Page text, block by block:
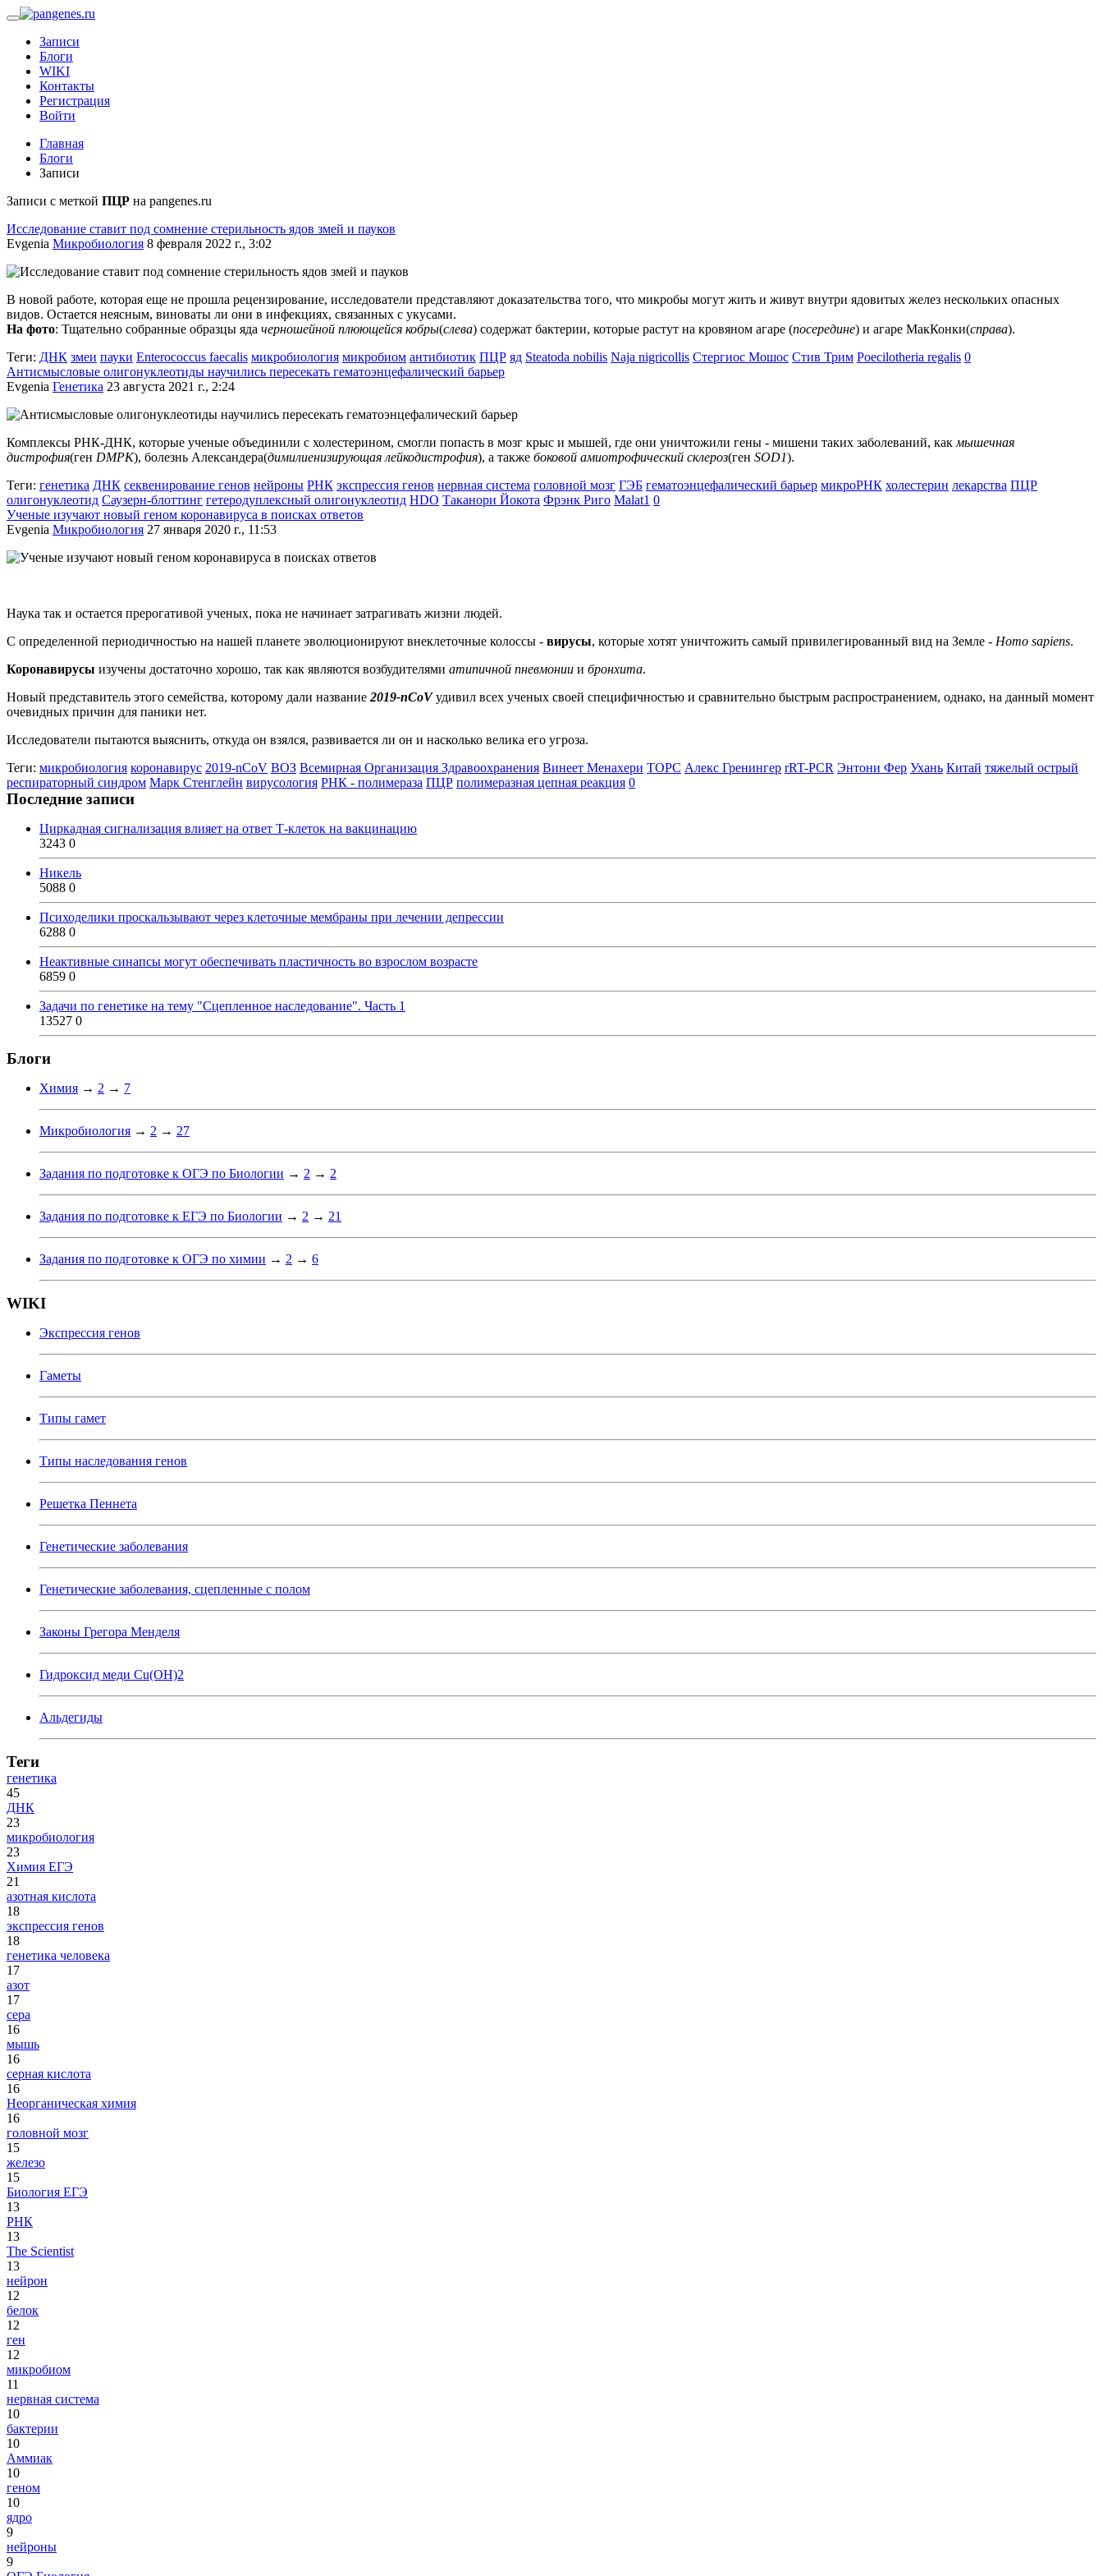
Записи
Блоги
WIKI
Контакты
Регистрация
Войти
Главная
Блоги
Записи
Записи с меткой ПЦР на pangenes.ru
Исследование ставит под сомнение стерильность ядов змей и пауков
Evgenia Микробиология 8 февраля 2022 г., 3:02
В новой работе, которая еще не прошла рецензирование, исследователи представляют доказательства того, что микробы могут жить и живут внутри ядовитых желез нескольких опасных
видов. Остается неясным, виноваты ли они в инфекциях, связанных с укусами.
На фото: Тщательно собранные образцы яда черношейной плюющейся кобры(слева) содержат бактерии, которые растут на кровяном агаре (посередине) и агаре МакКонки(справа).
Теги: ДНК змеи пауки Enterococcus faecalis микробиология микробиом антибиотик ПЦР яд Steatoda nobilis Naja nigricollis Стергиос Мошос Стив Трим Poecilotheria regalis 0
Антисмысловые олигонуклеотиды научились пересекать гематоэнцефалический барьер
Evgenia Генетика 23 августа 2021 г., 2:24
Комплексы РНК-ДНК, которые ученые объединили с холестерином, смогли попасть в мозг крыс и мышей, где они уничтожили гены - мишени таких заболеваний, как мышечная
дистрофия(ген DMPK), болезнь Александера(димилиенизирующая лейкодистрофия), а также боковой амиотрофический склероз(ген SOD1).
Теги: генетика ДНК секвенирование генов нейроны РНК экспрессия генов нервная система головной мозг ГЭБ гематоэнцефалический барьер микроРНК холестерин лекарства ПЦР
олигонуклеотид Саузерн-блоттинг гетеродуплексный олигонуклеотид HDO Таканори Йокота Фрэнк Риго Malat1 0
Ученые изучают новый геном коронавируса в поисках ответов
Evgenia Микробиология 27 января 2020 г., 11:53
Наука так и остается прерогативой ученых, пока не начинает затрагивать жизни людей.
С определенной периодичностью на нашей планете эволюционируют внеклеточные колоссы - вирусы, которые хотят уничтожить самый привилегированный вид на Земле - Homo sapiens.
Коронавирусы изучены достаточно хорошо, так как являются возбудителями атипичной пневмонии и бронхита.
Новый представитель этого семейства, которому дали название 2019-nCoVудивил всех ученых своей специфичностью и сравнительно быстрым распространением, однако, на данный момент
очевидных причин для паники нет.
Исследователи пытаются выяснить, откуда он взялся, развивается ли он и насколько велика его угроза.
Теги: микробиология коронавирус 2019-nCoV ВОЗ Всемирная Организация Здравоохранения Винеет Менахери ТОРС Алекс Гренингер rRT-PCR Энтони Фер Ухань Китай тяжелый острый
респираторный синдром Марк Стенглейн вирусология РНК - полимераза ПЦР полимеразная цепная реакция 0
Последние записи
Циркадная сигнализация влияет на ответ Т-клеток на вакцинацию
3243 0
Никель
5088 0
Психоделики проскальзывают через клеточные мембраны при лечении депрессии
6288 0
Неактивные синапсы могут обеспечивать пластичность во взрослом возрасте
6859 0
Задачи по генетике на тему "Сцепленное наследование". Часть 1
13527 0
Блоги
Химия → 2 → 7
Микробиология → 2 → 27
Задания по подготовке к ОГЭ по Биологии → 2 → 2
Задания по подготовке к ЕГЭ по Биологии → 2 → 21
Задания по подготовке к ОГЭ по химии → 2 → 6
WIKI
Экспрессия генов
Гаметы
Типы гамет
Типы наследования генов
Решетка Пеннета
Генетические заболевания
Генетические заболевания, сцепленные с полом
Законы Грегора Менделя
Гидроксид меди Cu(OH)2
Альдегиды
Теги
генетика
45
ДНК
23
микробиология
23
Химия ЕГЭ
21
азотная кислота
18
экспрессия генов
18
генетика человека
17
азот
17
сера
16
мышь
16
серная кислота
16
Неорганическая химия
16
головной мозг
15
железо
15
Биология ЕГЭ
13
РНК
13
The Scientist
13
нейрон
12
белок
12
ген
12
микробиом
11
нервная система
10
бактерии
10
Аммиак
10
геном
10
ядро
9
нейроны
9